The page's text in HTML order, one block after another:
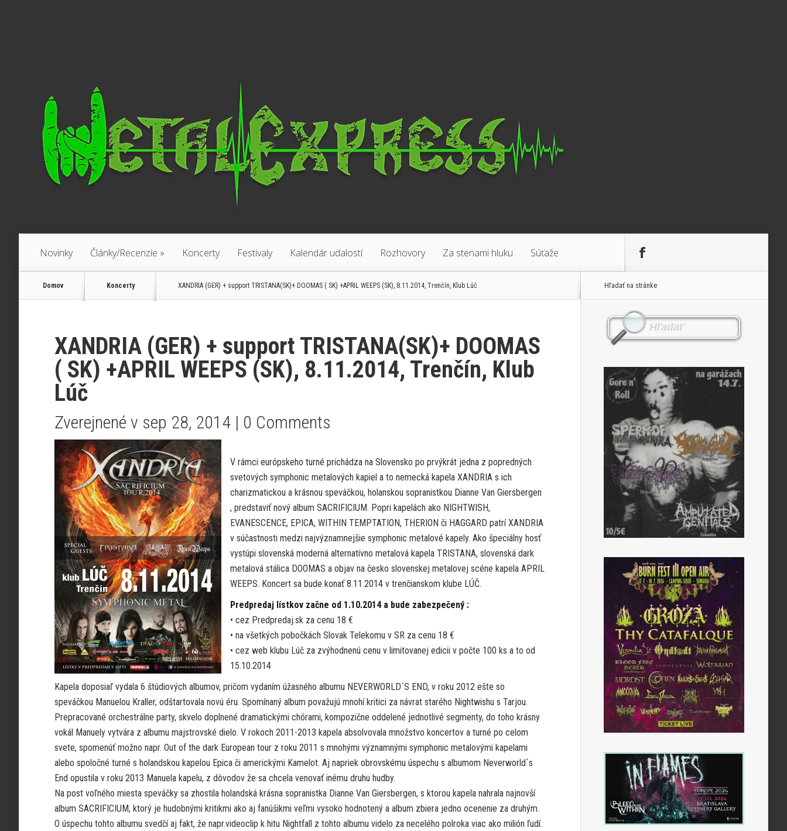
Novinky Články/Recenzie » Koncerty Festivaly Kalendár udalostí Rozhovory Za stenami hluku Súťaže
Domov Koncerty XANDRIA (GER) + support TRISTANA(SK)+ DOOMAS ( SK) +APRIL WEEPS (SK), 8.11.2014, Trenčín, Klub Lúč
XANDRIA (GER) + support TRISTANA(SK)+ DOOMAS
( SK) +APRIL WEEPS (SK), 8.11.2014, Trenčín, Klub
Lúč
Zverejnené v sep 28, 2014 | 0 Comments
V rámci európskeho turné prichádza na Slovensko po prvýkrát jedna z popredných
svetových symphonic metalových kapiel a to nemecká kapela XANDRIA s ich
charizmatickou a krásnou speváčkou, holanskou sopranistkou Dianne Van Giersbergen
, predstaviť nový album SACRIFICIUM. Popri kapelách ako NIGHTWISH,
EVANESCENCE, EPICA, WITHIN TEMPTATION, THERION či HAGGARD patrí XANDRIA
v súčastnosti medzi najvýznamnejšie symphonic metalové kapely. Ako špeciálny hosť
vystúpi slovenská moderná alternatívno metalová kapela TRISTANA, slovenská dark
metalová stálica DOOMAS a objav na česko slovenskej metalovej scéne kapela APRIL
WEEPS. Koncert sa bude konať 8.11.2014 v trenčianskom klube LÚČ.
Predpredaj lístkov začne od 1.10.2014 a bude zabezpečený :
• cez Predpredaj.sk za cenu 18 €
• na všetkých pobočkách Slovak Telekomu v SR za cenu 18 €
• cez web klubu Lúč za zvýhodnenú cenu v limitovanej edicii v počte 100 ks a to od
15.10.2014
Kapela doposiaľ vydala 6 štúdiových albumov, pričom vydaním úžasného albumu NEVERWORLD´S END, v roku 2012 ešte so
speváčkou Manuelou Kraller, odštartovala novú éru. Spomínaný album považujú mnohí kritici za návrat starého Nightwishu s Tarjou.
Prepracované orchestrálne party, skvelo doplnené dramatickými chórami, kompozične oddelené jednotlivé segmenty, do toho krásny
vokál Manuely vytvára z albumu majstrovské dielo. V rokoch 2011-2013 kapela absolvovala množstvo koncertov a turné po celom
svete, spomenúť možno napr. Out of the dark European tour z roku 2011 s mnohými významnými symphonic metalovými kapelami
alebo spoločné turné s holandskou kapelou Epica či americkými Kamelot. Aj napriek obrovskému úspechu s albumom Neverworld´s
End opustila v roku 2013 Manuela kapelu, z dôvodov že sa chcela venovať inému druhu hudby.
Na post voľného miesta speváčky sa zhostila holandská krásna sopranistka Dianne Van Giersbergen, s ktorou kapela nahrala najnovší
album SACRIFICIUM, ktorý je hudobnými kritikmi ako aj fanúšikmi veľmi vysoko hodnotený a album zbiera jedno ocenenie za druhým.
O úspechu tohto albumu svedčí aj fakt, že napr.videoclip k hitu Nightfall z tohto albumu videlo za necelého polroka viac ako milión ľudí.
Hľadať na stránke